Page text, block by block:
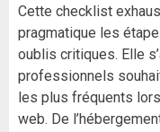
Cette checklist
pragmatique les
oublis critiques. Elle
professionnels
les plus fréquents
web. De